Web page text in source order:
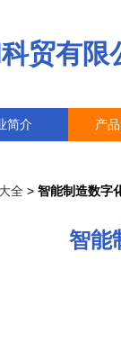
贸有限
简介 产
全 > 智能制造数字
智能